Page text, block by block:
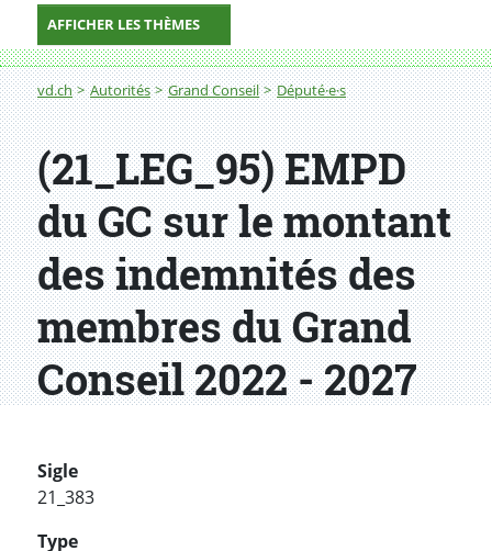
AFFICHER LES THÈMES
Fil d'Ariane
vd.ch Autorités Grand Conseil Député·e·s
(21_LEG_95) EMPD
du GC sur le montant
des indemnités des
membres du Grand
Conseil 2022 - 2027
Sigle
21_383
Type